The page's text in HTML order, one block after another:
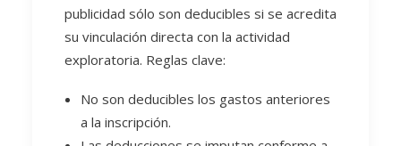
publicidad sólo son deducibles si se acredita
su vinculación directa con la actividad
exploratoria. Reglas clave:
No son deducibles los gastos anteriores
a la inscripción.